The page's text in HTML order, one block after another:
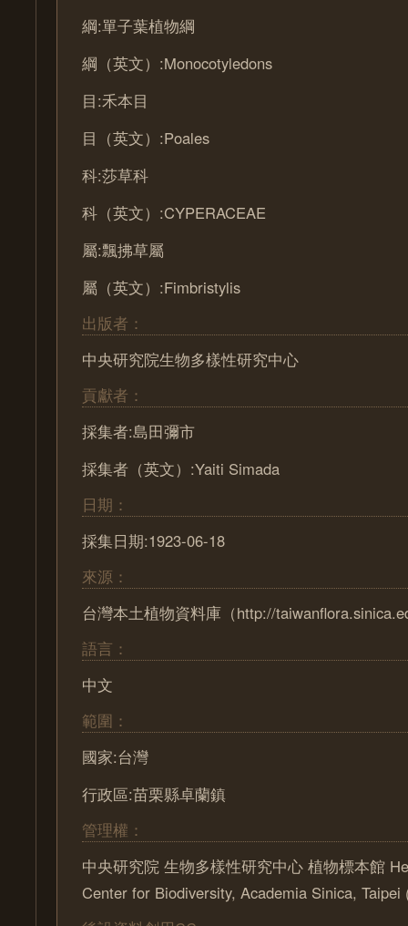
綱:單子葉植物綱
綱（英文）:Monocotyledons
目:禾本目
目（英文）:Poales
科:莎草科
科（英文）:CYPERACEAE
屬:飄拂草屬
屬（英文）:Fimbristylis
出版者：
中央研究院生物多樣性研究中心
貢獻者：
採集者:島田彌市
採集者（英文）:Yaiti Simada
日期：
採集日期:1923-06-18
來源：
台灣本土植物資料庫（http://
語言：
中文
範圍：
國家:台灣
行政區:苗栗縣卓蘭鎮
管理權：
中央研究院 生物多樣性研究中心 植物標本館
Center for Biodiversity, Academia Sinica, Taipei